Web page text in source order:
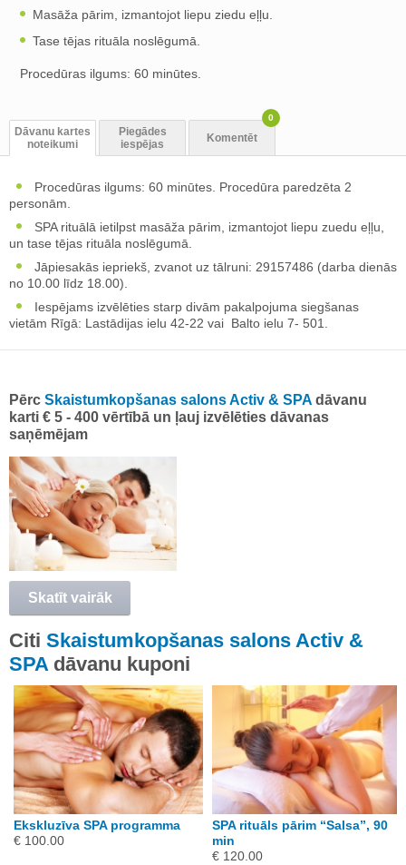
Masāža pārim, izmantojot liepu ziedu eļļu.
Tase tējas rituāla noslēgumā.
Procedūras ilgums: 60 minūtes.
Dāvanu kartes
noteikumi
Piegādes
iespējas
Komentēt
0
Procedūras ilgums: 60 minūtes. Procedūra paredzēta 2
personām.
SPA rituālā ietilpst masāža pārim, izmantojot liepu zuedu eļļu,
un tase tējas rituāla noslēgumā.
Jāpiesakās iepriekš, zvanot uz tālruni: 29157486 (darba dienās
no 10.00 līdz 18.00).
Iespējams izvēlēties starp divām pakalpojuma siegšanas
vietām Rīgā: Lastādijas ielu 42-22 vai Balto ielu 7- 501.
Pērc Skaistumkopšanas salons Activ & SPA dāvanu
karti € 5 - 400 vērtībā un ļauj izvēlēties dāvanas
saņēmējam
Skatīt vairāk
Citi Skaistumkopšanas salons Activ &
SPA dāvanu kuponi
Ekskluzīva SPA programma
€ 100.00
SPA rituāls pārim “Salsa”, 90
min
€ 120.00